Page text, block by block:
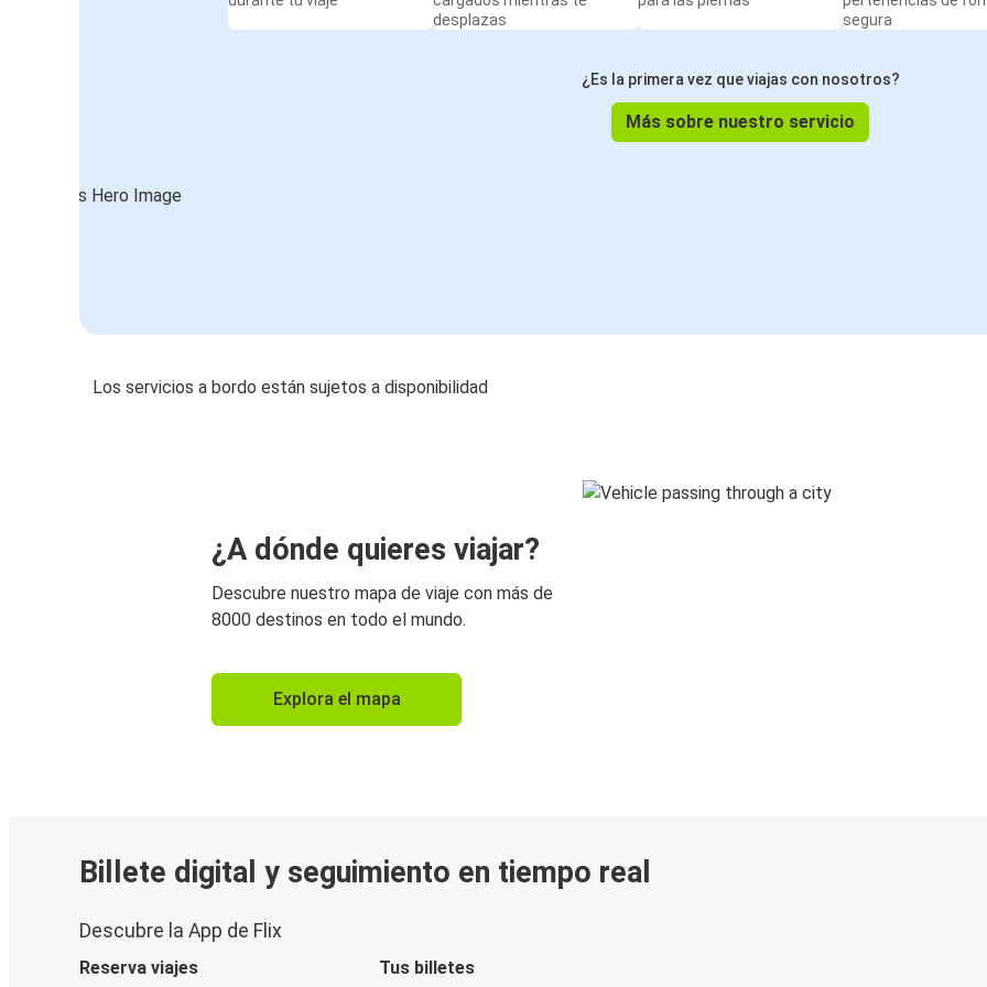
desplazas
segura
¿Es la primera vez que viajas con nosotros?
Más sobre nuestro servicio
Los servicios a bordo están sujetos a disponibilidad
¿A dónde quieres viajar?
Descubre nuestro mapa de viaje con más de
8000 destinos en todo el mundo.
Explora el mapa
Billete digital y seguimiento en tiempo real
Descubre la App de Flix
Reserva viajes Tus billetes